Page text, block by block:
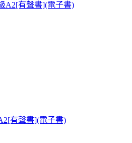
A2[有聲書](電子書)
有聲書](電子書)